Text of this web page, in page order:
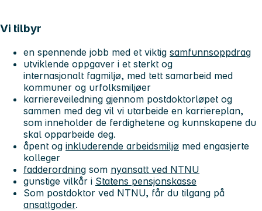
Vi tilbyr
en spennende jobb med et viktig samfunnsoppdrag
utviklende oppgaver i et sterkt og
internasjonalt fagmiljø, med tett samarbeid med
kommuner og urfolksmiljøer
karriereveiledning gjennom postdoktorløpet og
sammen med deg vil vi utarbeide en karriereplan,
som inneholder de ferdighetene og kunnskapene du
skal opparbeide deg.
åpent og inkluderende arbeidsmiljø med engasjerte
kolleger
fadderordning som nyansatt ved NTNU
gunstige vilkår i Statens pensjonskasse
Som postdoktor ved NTNU, får du tilgang på
ansattgoder.